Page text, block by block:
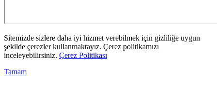
Sitemizde sizlere daha iyi hizmet verebilmek için gizliliğe uygun
şekilde çerezler kullanmaktayız. Çerez politikamızı
inceleyebilirsiniz. Çerez Politikası
Tamam